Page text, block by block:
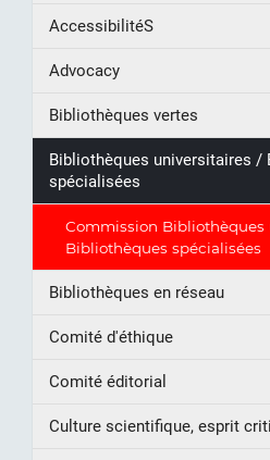
AccessibilitéS
Advocacy
Bibliothèques vertes
Bibliothèques universitaires /
spécialisées
Commission Bibliothèques
Bibliothèques spécialisées
Bibliothèques en réseau
Comité d'éthique
Comité éditorial
Culture scientifique, esprit